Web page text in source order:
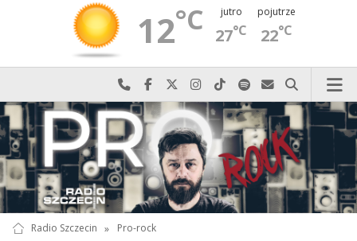
12°C jutro
27°C
pojutrze
22°C
Najlepiej po prostu do nas zadzwoń
Odwiedź nas na Facebook-u
Odwiedź nas na X
Odwiedź nas na Instagram-ie
Odwiedź nas na TikTok-u
Szukaj nas na Spotify
Wyślij do nas
Szukaj
Radio Szczecin » Pro-rock